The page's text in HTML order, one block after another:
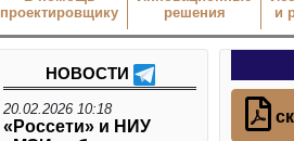
проектировщику
решения
и
НОВОСТИ
20.02.2026 10:18
«Россети» и НИУ